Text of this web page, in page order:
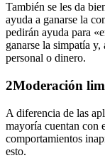
También se les da
ayuda a ganarse la
pedirán ayuda para
ganarse la simpatía
personal o dinero.
2Moderación
A diferencia de las
mayoría cuentan con
comportamientos
esto.